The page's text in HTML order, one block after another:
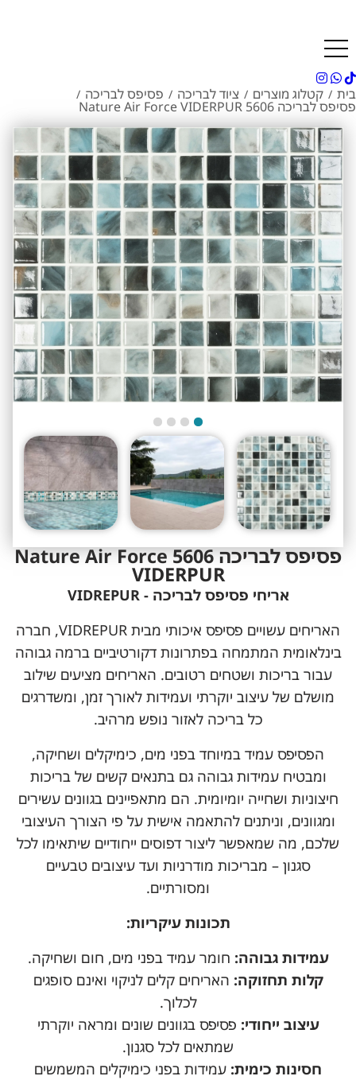
בית / קטלוג מוצרים / ציוד לבריכה / פסיפס לבריכה /
פסיפס לבריכה 5606 Nature Air Force VIDERPUR
פסיפס לבריכה 5606 Nature Air Force
VIDERPUR
אריחי פסיפס לבריכה - VIDREPUR
האריחים עשויים פסיפס איכותי מבית VIDREPUR, חברה
בינלאומית המתמחה בפתרונות דקורטיביים ברמה גבוהה
עבור בריכות ושטחים רטובים. האריחים מציעים שילוב
מושלם של עיצוב יוקרתי ועמידות לאורך זמן, ומשדרגים
כל בריכה לאזור נופש מרהיב.
הפסיפס עמיד במיוחד בפני מים, כימיקלים ושחיקה,
ומבטיח עמידות גבוהה גם בתנאים קשים של בריכות
חיצוניות ושחייה יומיומית. הם מתאפיינים בגוונים עשירים
ומגוונים, וניתנים להתאמה אישית על פי הצורך העיצובי
שלכם, מה שמאפשר ליצור דפוסים ייחודיים שיתאימו לכל
סגנון – מבריכות מודרניות ועד עיצובים טבעיים
ומסורתיים.
תכונות עיקריות:
עמידות גבוהה: חומר עמיד בפני מים, חום ושחיקה.
קלות תחזוקה: האריחים קלים לניקוי ואינם סופגים
לכלוך.
עיצוב ייחודי: פסיפס בגוונים שונים ומראה יוקרתי
שמתאים לכל סגנון.
חסינות כימית: עמידות בפני כימיקלים המשמשים